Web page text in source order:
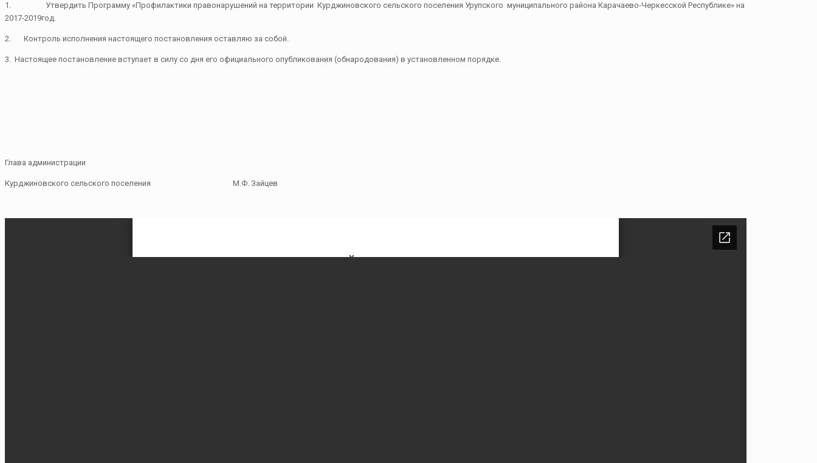
1. Утвердить Программу «Профилактики правонарушений на территории Курджиновского сельского поселения Урупского муниципального района Карачаево-Черкесской Республике» на
2017-2019год.
2. Контроль исполнения настоящего постановления оставляю за собой.
3. Настоящее постановление вступает в силу со дня его официального опубликования (обнародования) в установленном порядке.
Глава администрации
Курджиновского сельского поселения М.Ф. Зайцев